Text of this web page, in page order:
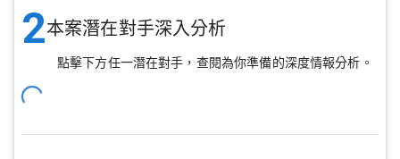
2本案潛在對手深入分析
點擊下方任一潛在對手，查閱為你準備的深度情報分析。